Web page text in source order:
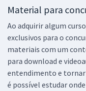
Material para
Ao adquirir algum
exclusivos para o
materiais com um
para download e
entendimento e tornar
é possível estudar